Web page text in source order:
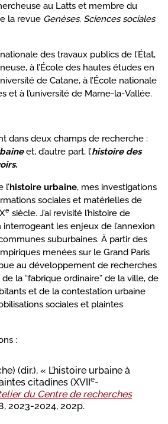
au Latts et membre du
la revue Genèses. Sciences sociales
nationale des travaux publics de l’État,
à l’École des hautes études en
de Catane, à l’École nationale
et à l’université de Marne-la-Vallée.
dans deux champs de recherche :
et, d’autre part, l’histoire des
l’histoire urbaine, mes investigations
sociales et matérielles de
e siècle. J’ai revisité l’histoire de
interrogeant les enjeux de l’annexion
suburbaines. À partir des
menées sur le Grand Paris
au développement de recherches
la “fabrique ordinaire” de la ville, de
et de la contestation urbaine
sociales et plaintes
:
(dir.), « L’histoire urbaine à
citadines (XVIIe-
du Centre de recherches
2023-2024, 202p.